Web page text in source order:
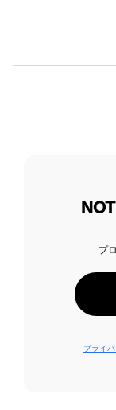
プ
プライ